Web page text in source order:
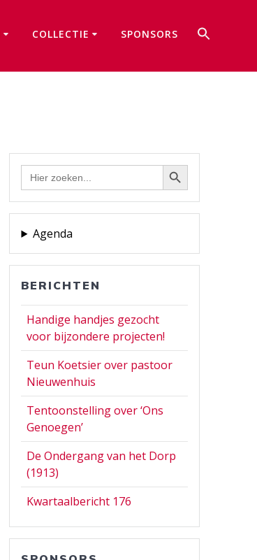
COLLECTIE SPONSORS
Zoek
naar:
Zoekknop
Agenda
BERICHTEN
Handige handjes gezocht
voor bijzondere projecten!
Teun Koetsier over pastoor
Nieuwenhuis
Tentoonstelling over ‘Ons
Genoegen’
De Ondergang van het Dorp
(1913)
Kwartaalbericht 176